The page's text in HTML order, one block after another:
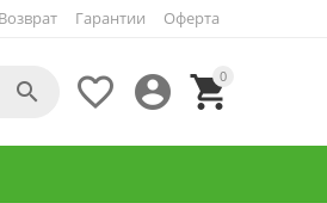
Возврат Гарантии Оферта
0



